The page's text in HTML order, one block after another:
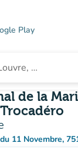
Play
de la
Trocadéro
11 Novembre,
(ouvrir dans
(nouvel onglet)